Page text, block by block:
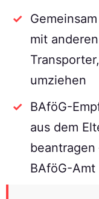
mit
umziehen
BAföG-
aus dem
BAföG-Amt